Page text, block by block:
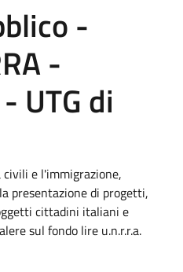
-
-
UTG di
e l'immigrazione,
presentazione di progetti,
cittadini italiani e
sul fondo lire u.n.r.r.a.